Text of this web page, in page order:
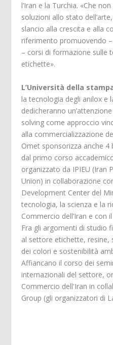
l’Iran e la Turchia. «Che
soluzioni allo stato
slancio alla crescita e alla
riferimento promuovendo
– corsi di formazione sulle
etichette».
L’Università della
la tecnologia degli anilox e
dedicheranno
solving come approccio
alla commercializzazione
Omet sponsorizza anche
dal primo corso
organizzato da IPIEU (Iran
Union) in collaborazione
Development Center del
tecnologia, la scienza e la
Commercio dell’Iran e con
Fra gli argomenti di studio
al settore etichette, resine,
dei colori e sostenibilità
Affiancano il corso dei
internazionali del settore,
Commercio dell'Iran in
Group (gli organizzatori di